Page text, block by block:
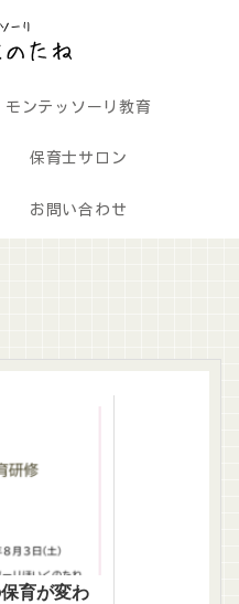
モンテッソーリ教育
保育士サロン
お問い合わせ
育が変わ